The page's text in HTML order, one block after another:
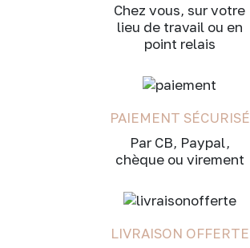
Chez vous, sur votre
lieu de travail ou en
point relais
PAIEMENT SÉCURISÉ
Par CB, Paypal,
chèque ou virement
LIVRAISON OFFERTE